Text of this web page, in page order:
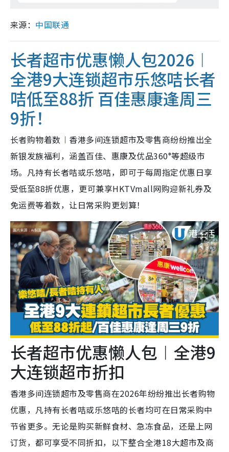
来源： 中国联通
长者超市优惠懒人包2026︱
全港9大连锁超市乐悠咭长者
咭低至88折 百佳惠康逢周三
9折！
长者购物着数︱香港多间连锁超市及零售商纷纷推出全
新银发族福利，涵盖百佳、惠康及优品360°等超级市
场。凡持有长者咭或乐悠咭，即可于每周指定优惠日享
受低至88折优惠，更可兼享HKTVmall网购迎新礼券及
免运费等着数，让日常采购更划算！
长者超市优惠懒人包︱全港9
大连锁超市折扣
香港多间连锁超市及零售商在2026年纷纷推出长者购物
优惠，凡持有长者咭或乐悠咭的长者均可在日常采购中
节省更多。无论是购买新鲜食材、急冻食品，还是上网
订货，都可享受不同折扣，以下整合全港18大超市及商